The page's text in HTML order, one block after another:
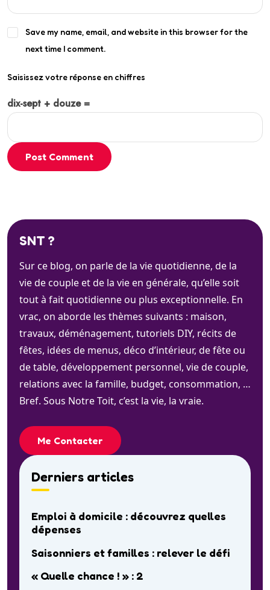
Save my name, email, and website in this browser for the
next time I comment.
Saisissez votre réponse en chiffres
dix-sept + douze =
Post Comment
SNT ?
Sur ce blog, on parle de la vie quotidienne, de la
vie de couple et de la vie en générale, qu’elle soit
tout à fait quotidienne ou plus exceptionnelle. En
vrac, on aborde les thèmes suivants : maison,
travaux, déménagement, tutoriels DIY, récits de
fêtes, idées de menus, déco d’intérieur, de fête ou
de table, développement personnel, vie de couple,
relations avec la famille, budget, consommation, …
Bref. Sous Notre Toit, c’est la vie, la vraie.
Me Contacter
Derniers articles
Emploi à domicile : découvrez quelles
dépenses
Saisonniers et familles : relever le défi
« Quelle chance ! » : 2